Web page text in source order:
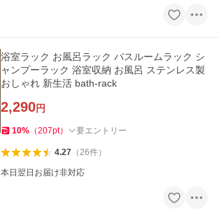
浴室ラック お風呂ラック バスルームラック シ
ャンプーラック 浴室収納 お風呂 ステンレス製
おしゃれ 新生活 bath-rack
2,290円
10% （207pt） 要エントリー
4.27（26件）
本日翌日お届け非対応